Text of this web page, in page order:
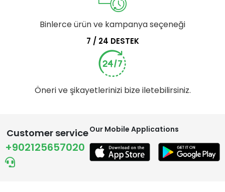
Binlerce ürün ve kampanya seçeneği
7 / 24 DESTEK
Öneri ve şikayetlerinizi bize iletebilirsiniz.
Customer service
+902125657020
Our Mobile Applications